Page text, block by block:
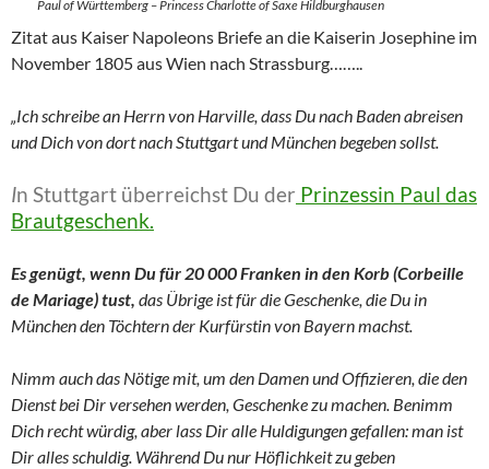
Paul of Württemberg – Princess Charlotte of Saxe Hildburghausen
Zitat aus Kaiser Napoleons Briefe an die Kaiserin Josephine im
November 1805 aus Wien nach Strassburg……..
„Ich schreibe an Herrn von Harville, dass Du nach Baden abreisen
und Dich von dort nach Stuttgart und München begeben sollst.
In Stuttgart überreichst Du der Prinzessin Paul das
Brautgeschenk.
Es genügt, wenn Du für 20 000 Franken in den Korb (Corbeille
de Mariage) tust, das Übrige ist für die Geschenke, die Du in
München den Töchtern der Kurfürstin von Bayern machst.
Nimm auch das Nötige mit, um den Damen und Offizieren, die den
Dienst bei Dir versehen werden, Geschenke zu machen. Benimm
Dich recht würdig, aber lass Dir alle Huldigungen gefallen: man ist
Dir alles schuldig. Während Du nur Höflichkeit zu geben